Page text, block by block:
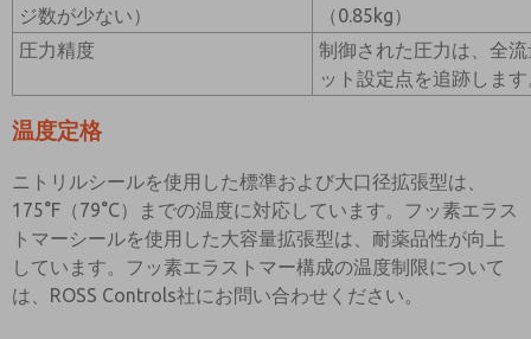
ジ数が少ない）
（0.85kg）
圧力精度
制御された圧力は、全
ット設定点を追跡しま
温度定格
ニトリルシールを使用した標準および大口径拡張型は、
175°F（79°C）までの温度に対応しています。フッ素エラス
トマーシールを使用した大容量拡張型は、耐薬品性が向上
しています。フッ素エラストマー構成の温度制限について
は、ROSS Controls社にお問い合わせください。